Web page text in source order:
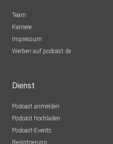
Team
Karriere
Impressum
Werben auf podcast.de
Dienst
Podcast anmelden
Podcast hochladen
Podcast-Events
Registrierung